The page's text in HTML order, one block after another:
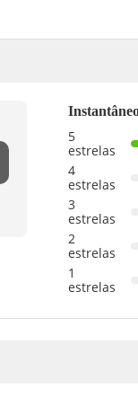
5
estrelas
4
estrelas
3
estrelas
2
estrelas
1
estrelas